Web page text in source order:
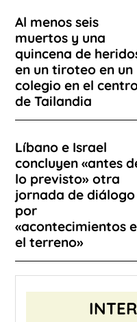
Al menos seis
muertos y una
quincena de
en un tiroteo en un
colegio en el
de Tailandia
Líbano e Israel
concluyen «antes
lo previsto» otra
jornada de diálogo
por
«acontecimientos
el terreno»